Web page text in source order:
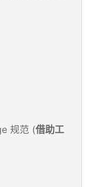
规范 (借助工